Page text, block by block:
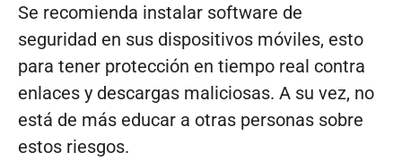
Se recomienda instalar software de
seguridad en sus dispositivos móviles, esto
para tener protección en tiempo real contra
enlaces y descargas maliciosas. A su vez, no
está de más educar a otras personas sobre
estos riesgos.